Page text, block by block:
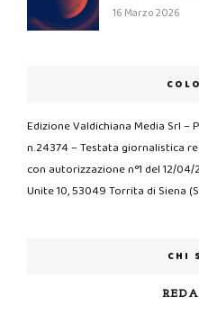
16 Marzo 2026
Edizione Valdichiana Media Srl –
n.24374 – Testata giornalistica
con autorizzazione n°1 del 12/
Unite 10, 53049 Torrita di Siena
CHI